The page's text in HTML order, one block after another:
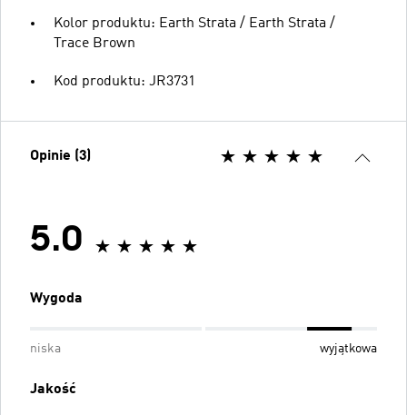
Kolor produktu: Earth Strata / Earth Strata /
Trace Brown
Kod produktu: JR3731
Opinie (3)
5.0
Wygoda
niska wyjątkowa
Jakość